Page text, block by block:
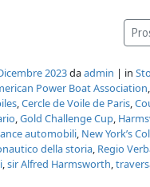
2023daadmin | in
Power Boat Association,
,Cercle de Voile de Paris,
,Gold Challenge Cup,
automobili, New York’s
della storia, Regio
,sir Alfred Harmsworth,